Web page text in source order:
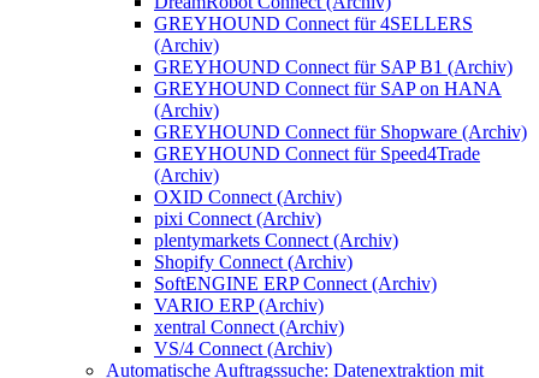
GREYHOUND Connect für 4SELLERS
(Archiv)
GREYHOUND Connect für SAP B1 (Archiv)
GREYHOUND Connect für SAP on HANA
(Archiv)
GREYHOUND Connect für Shopware (Archiv)
GREYHOUND Connect für Speed4Trade
(Archiv)
OXID Connect (Archiv)
pixi Connect (Archiv)
plentymarkets Connect (Archiv)
Shopify Connect (Archiv)
SoftENGINE ERP Connect (Archiv)
VARIO ERP (Archiv)
xentral Connect (Archiv)
VS/4 Connect (Archiv)
Automatische Auftragssuche: Datenextraktion mit